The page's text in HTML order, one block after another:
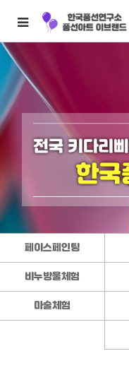
페이스페인팅
비누방울체험
마술체험